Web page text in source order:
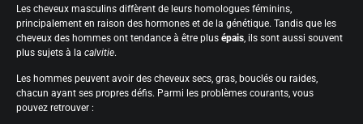
Les cheveux masculins diffèrent de leurs homologues féminins,
principalement en raison des hormones et de la génétique. Tandis que les
cheveux des hommes ont tendance à être plus épais , ils sont aussi souvent
plus sujets à la calvitie.
Les hommes peuvent avoir des cheveux secs, gras, bouclés ou raides,
chacun ayant ses propres défis. Parmi les problèmes courants, vous
pouvez retrouver :